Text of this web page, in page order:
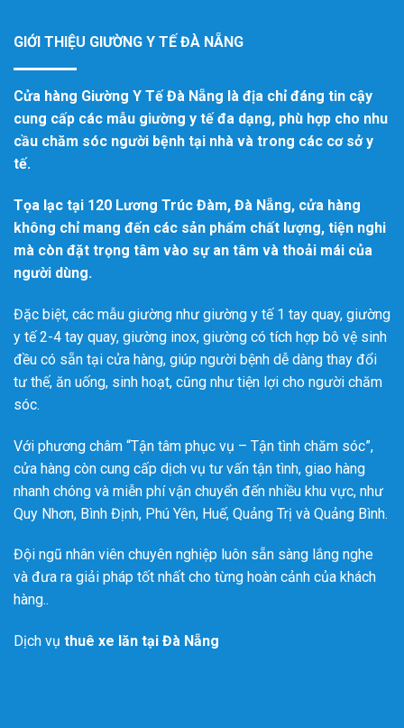
GIỚI THIỆU GIƯỜNG Y TẾ ĐÀ NẴNG
Cửa hàng Giường Y Tế Đà Nẵng là địa chỉ đáng tin cậy
cung cấp các mẫu giường y tế đa dạng, phù hợp cho nhu
cầu chăm sóc người bệnh tại nhà và trong các cơ sở y
tế.
Tọa lạc tại 120 Lương Trúc Đàm, Đà Nẵng, cửa hàng
không chỉ mang đến các sản phẩm chất lượng, tiện nghi
mà còn đặt trọng tâm vào sự an tâm và thoải mái của
người dùng.
Đặc biệt, các mẫu giường như giường y tế 1 tay quay, giường
y tế 2-4 tay quay, giường inox, giường có tích hợp bô vệ sinh
đều có sẵn tại cửa hàng, giúp người bệnh dễ dàng thay đổi
tư thế, ăn uống, sinh hoạt, cũng như tiện lợi cho người chăm
sóc.
Với phương châm “Tận tâm phục vụ – Tận tình chăm sóc”,
cửa hàng còn cung cấp dịch vụ tư vấn tận tình, giao hàng
nhanh chóng và miễn phí vận chuyển đến nhiều khu vực, như
Quy Nhơn, Bình Định, Phú Yên, Huế, Quảng Trị và Quảng Bình.
Đội ngũ nhân viên chuyên nghiệp luôn sẵn sàng lắng nghe
và đưa ra giải pháp tốt nhất cho từng hoàn cảnh của khách
hàng..
Dịch vụ thuê xe lăn tại Đà Nẵng